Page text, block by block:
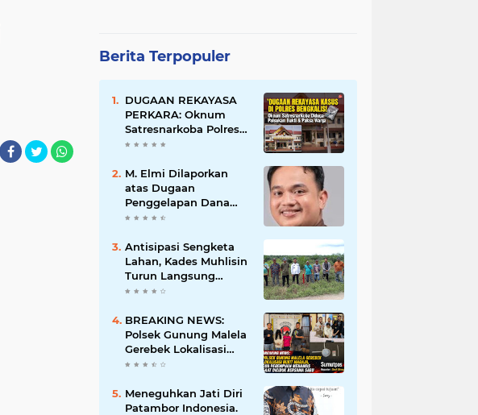
Berita Terpopuler
DUGAAN REKAYASA
PERKARA: Oknum
Satresnarkoba Polres
Bengkalis Diduga
Hingga Paksa Warga
Hadir di TKP
M. Elmi Dilaporkan
atas Dugaan
Penggelapan Dana
Pensiunan Guru dan
Pastikan Proses
Hukum Berjalan
Antisipasi Sengketa
Lahan, Kades Muhlisin
Turun Langsung
Tinjau Batas Wilayah
Diserobot PT Jatim
Jaya Perkasa
BREAKING NEWS:
Polsek Gunung Malela
Gerebek Lokalisasi
Bukit Maraja, Dua
Saat Diciduk Bersama
Sabu
Meneguhkan Jati Diri
Patambor Indonesia.